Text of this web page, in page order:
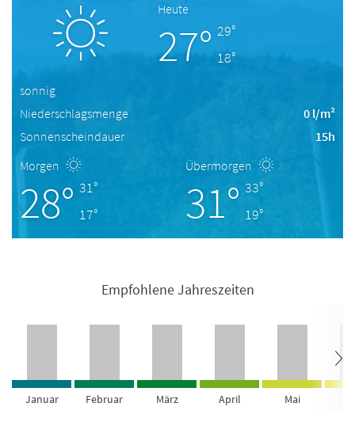
Heute
27° 29°
18°
sonnig
Niederschlagsmenge
0 l/m²
Sonnenscheindauer
15h
Morgen
28° 31°
17°
Übermorgen
31° 33°
19°
Empfohlene Jahreszeiten
Januar Februar März April Mai